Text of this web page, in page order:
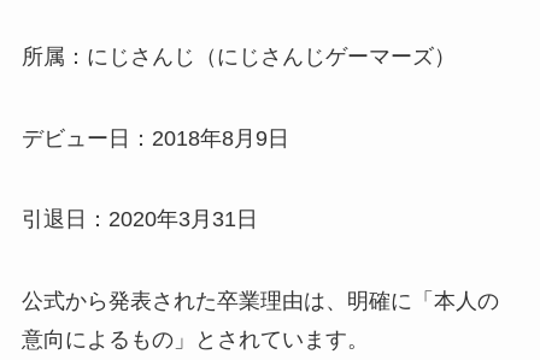
所属：にじさんじ（にじさんじゲーマーズ）
デビュー日：2018年8月9日
引退日：2020年3月31日
公式から発表された卒業理由は、明確に「本人の
意向によるもの」とされています。